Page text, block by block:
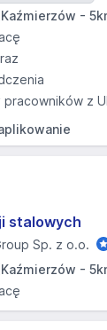
-
pracowników z
stalowych
Sp. z o.o.
-